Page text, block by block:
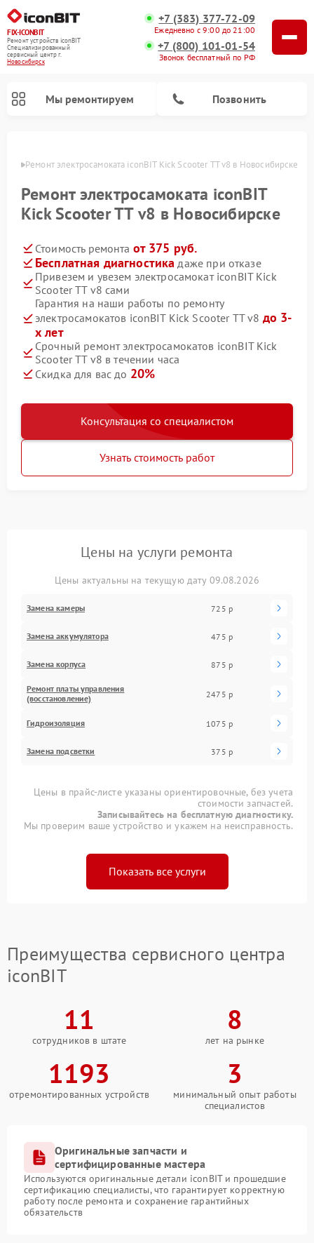
FIX-ICONBIT
Ремонт устройств iconBIT
Специализированный
cервисный центр г.
Новосибирск
+7 (383) 377-72-09
Ежедневно с 9:00 до 21:00
+7 (800) 101-01-54
Звонок бесплатный по РФ
Мы ремонтируем Позвонить
Ремонт электросамоката iconBIT Kick Scooter TT v8 в Новосибирске
Ремонт электросамоката iconBIT
Kick Scooter TT v8 в Новосибирске
Стоимость ремонта от 375 руб.
Бесплатная диагностика даже при отказе
Привезем и увезем электросамокат iconBIT Kick
Scooter TT v8 сами
Гарантия на наши работы по ремонту
электросамокатов iconBIT Kick Scooter TT v8 до 3-
х лет
Срочный ремонт электросамокатов iconBIT Kick
Scooter TT v8 в течении часа
Скидка для вас до 20%
Консультация со специалистом
Узнать стоимость работ
Цены на услуги ремонта
Цены актуальны на текущую дату 09.08.2026
Замена камеры 725 р
Замена аккумулятора 475 р
Замена корпуса 875 р
Ремонт платы управления
(восстановление)
2475 р
Гидроизоляция 1075 р
Замена подсветки 375 р
Цены в прайс-листе указаны ориентировочные, без учета
стоимости запчастей.
Записывайтесь на бесплатную диагностику.
Мы проверим ваше устройство и укажем на неисправность.
Показать все услуги
Преимущества сервисного центра
iconBIT
11
сотрудников в штате
8
лет на рынке
1193
отремонтированных устройств
3
минимальный опыт работы
специалистов
Оригинальные запчасти и
сертифицированные мастера
Используются оригинальные детали iconBIT и прошедшие
сертификацию специалисты, что гарантирует корректную
работу после ремонта и сохранение гарантийных
обязательств